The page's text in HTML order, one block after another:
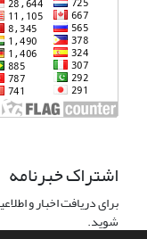
اشتراک خبرنامه
برای دریافت اخبار و
شوید.